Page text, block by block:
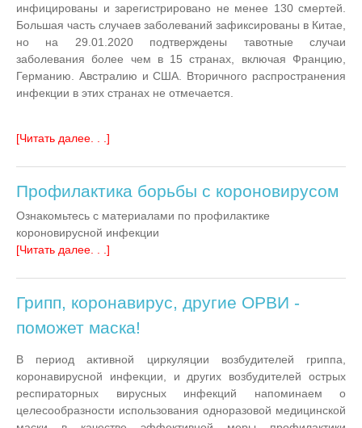
инфицированы и зарегистрировано не менее 130 смертей.
Большая часть случаев заболеваний зафиксированы в Китае,
но на 29.01.2020 подтверждены тавотные случаи
заболевания более чем в 15 странах, включая Францию,
Германию. Австралию и США. Вторичного распространения
инфекции в этих странах не отмечается.
[Читать далее. . .]
Профилактика борьбы с короновирусом
Ознакомьтесь с материалами по профилактике
короновирусной инфекции
[Читать далее. . .]
Грипп, коронавирус, другие ОРВИ -
поможет маска!
В период активной циркуляции возбудителей гриппа,
коронавирусной инфекции, и других возбудителей острых
респираторных вирусных инфекций напоминаем о
целесообразности использования одноразовой медицинской